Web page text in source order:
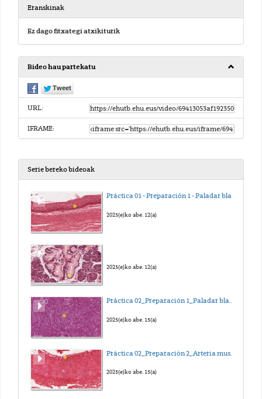
Eranskinak
Ez dago fitxategi atxikiturik
Bideo hau partekatu
URL:
IFRAME:
Serie bereko bideoak
2025(e)ko abe. 12(a)
2025(e)ko abe. 12(a)
Práctica 02_Preparación 1_Paladar blando de conejo
2025(e)ko abe. 15(a)
2025(e)ko abe. 15(a)